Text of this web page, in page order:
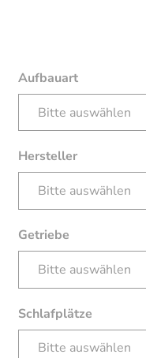
Aufbauart
Hersteller
Getriebe
Schlafplätze